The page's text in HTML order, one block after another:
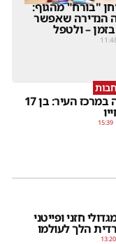
"בורח" מהגוף:
הנדירה שאפשר
– ולטפל
אירוע קשה במרכז העיר: בן 17
15:39
חזני ופייטני
הלך לעולמו
13:20